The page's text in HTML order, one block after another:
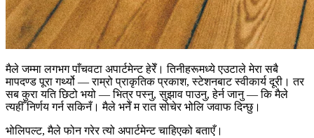
मैले जम्मा लगभग पाँचवटा अपार्टमेन्ट हेरेँ। तिनीहरूमध्ये एउटाले मेरा सबै
मापदण्ड पूरा गर्थ्यो — राम्रो प्राकृतिक प्रकाश, स्टेशनबाट स्वीकार्य दूरी। तर
सब कुरा यति छिटो भयो — भित्र पस्नु, सुझाव पाउनु, हेर्न जानु — कि मैले
त्यहीँ निर्णय गर्न सकिनँ। मैले भनेँ म रात सोचेर भोलि जवाफ दिन्छु।
भोलिपल्ट, मैले फोन गरेर त्यो अपार्टमेन्ट चाहिएको बताएँ।